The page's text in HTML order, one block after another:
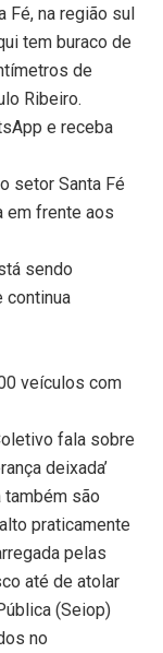
Fé, na região sul
tem buraco de
de
Ribeiro.
e receba
setor Santa Fé
em frente aos
sendo
continua
veículos com
fala sobre
deixada’
também são
praticamente
pelas
até de atolar
(Seiop)
no